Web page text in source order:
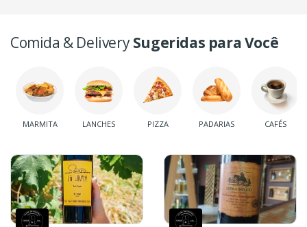
Comida & DeliverySugeridas para Você
MARMITA LANCHES PIZZA PADARIAS CAFÉS